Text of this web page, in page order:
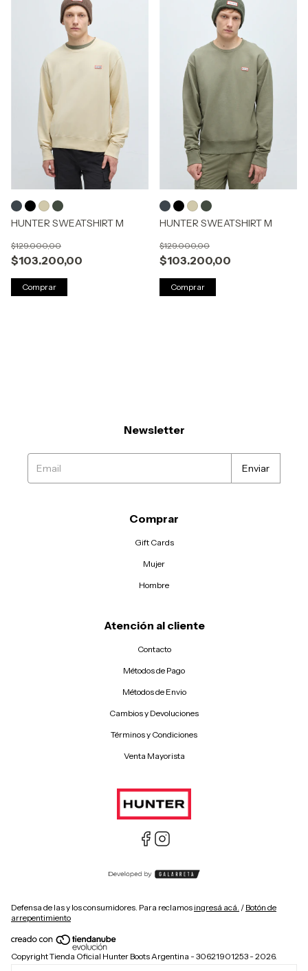
HUNTER SWEATSHIRT M
$103.200,00
$129.000,00
Comprar
HUNTER SWEATSHIRT M
$103.200,00
$129.000,00
Comprar
Newsletter
Comprar
Gift Cards
Mujer
Hombre
Atención al cliente
Contacto
Métodos de Pago
Métodos de Envio
Cambios y Devoluciones
Términos y Condiciones
Venta Mayorista
Defensa de las y los consumidores. Para reclamos ingresá acá. / Botón de
arrepentimiento
Copyright Tienda Oficial Hunter Boots Argentina - 30621901253 - 2026.